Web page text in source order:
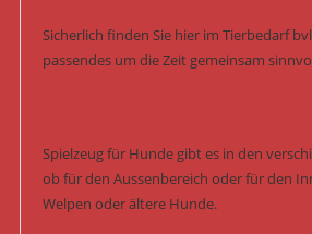
Sicherlich finden Sie hier im Tierbedarf
passendes um die Zeit gemeinsam
Spielzeug für Hunde gibt es in den
ob für den Aussenbereich oder für den
Welpen oder ältere Hunde.